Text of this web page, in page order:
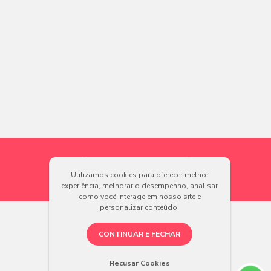
Utilizamos cookies para oferecer melhor
experiência, melhorar o desempenho, analisar
como você interage em nosso site e
personalizar conteúdo.
CONTINUAR E FECHAR
Recusar Cookies